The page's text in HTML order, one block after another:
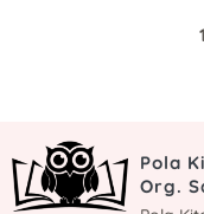
1
Pola
Org.